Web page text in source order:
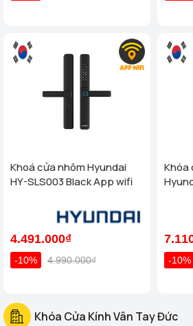
Khoá cửa nhôm Hyundai
HY-SLS003 Black App wifi
4.491.000₫
-10% 4.990.000₫
Khóa
-10%
Khóa Cửa Kính Vân Tay Đức